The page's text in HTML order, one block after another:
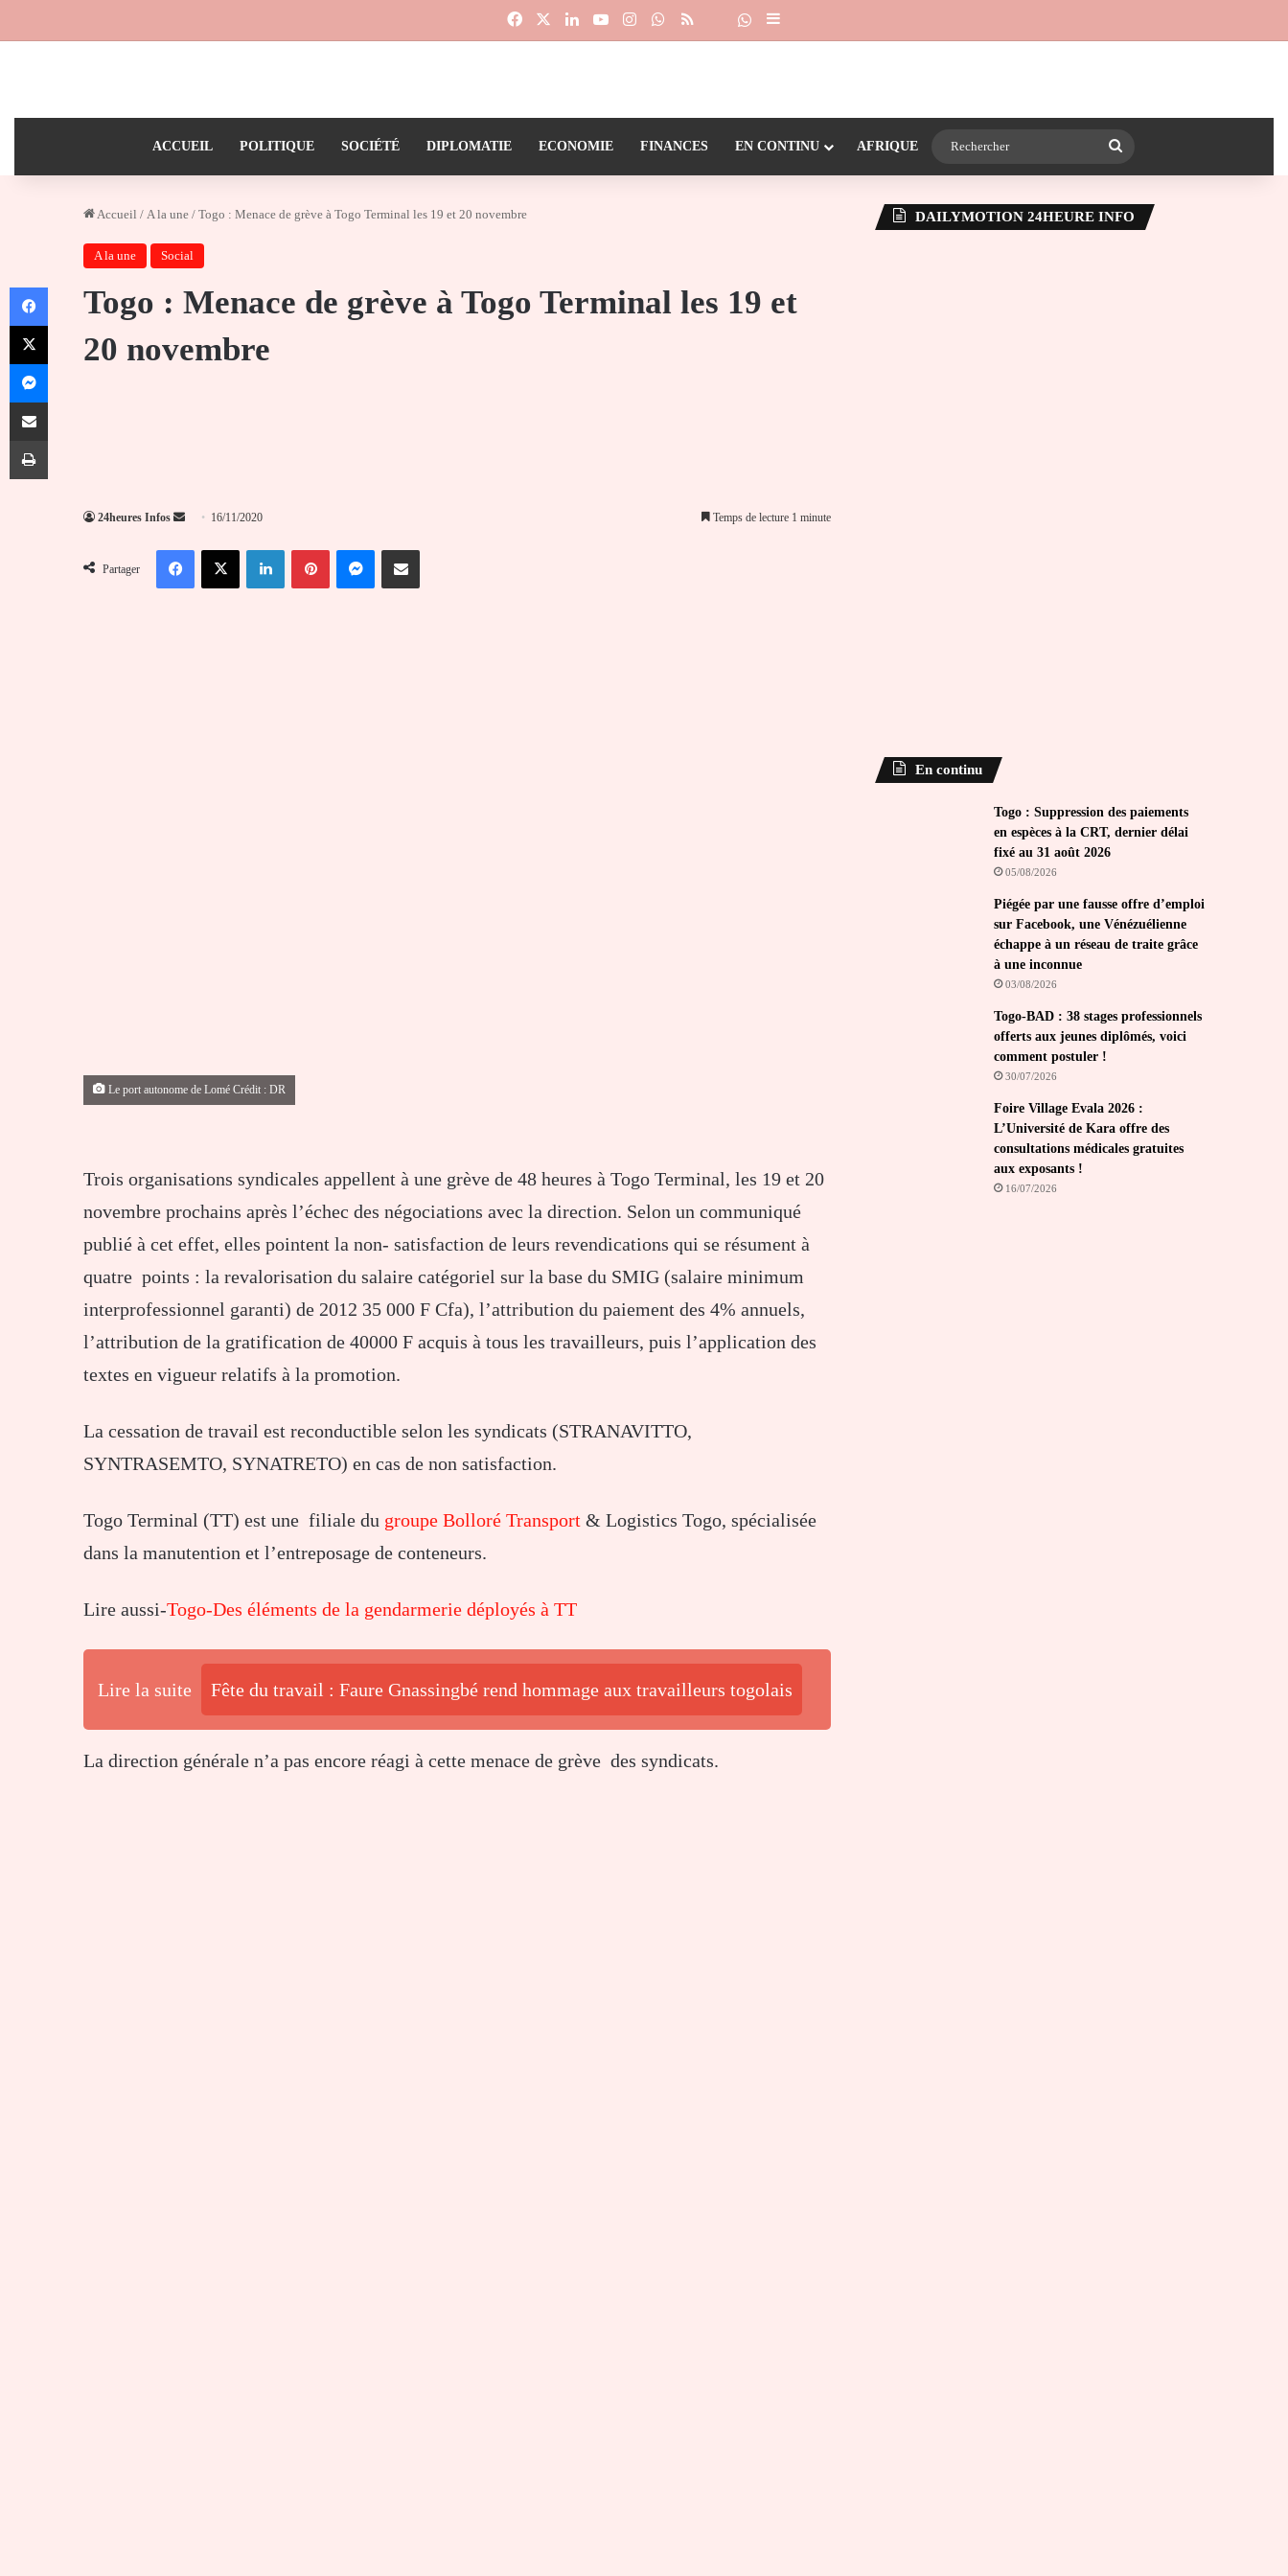
FacebookLinkedinYouTubeInstagramWhatsApp
RSS Dailymotion
Suivre la chaîne 24heureinfo sur WhatsApp
Sidebar (barre latérale)
ACCUEIL POLITIQUE SOCIÉTÉ DIPLOMATIE ECONOMIE FINANCES EN CONTINU AFRIQUE
Accueil / A la une / Togo : Menace de grève à Togo Terminal les 19 et 20 novembre
A la une Social
Togo : Menace de grève à Togo Terminal les 19 et
20 novembre
24heures Infos
Envoyer
courriel
16/11/2020 Temps de lecture 1 minute
Partager
FacebookX LinkedinPinterestMessengerPartager par email
Le port autonome de Lomé Crédit : DR
Trois organisations syndicales appellent à une grève de 48 heures à Togo Terminal, les 19 et 20
novembre prochains après l’échec des négociations avec la direction. Selon un communiqué
publié à cet effet, elles pointent la non- satisfaction de leurs revendications qui se résument à
quatre points : la revalorisation du salaire catégoriel sur la base du SMIG (salaire minimum
interprofessionnel garanti) de 2012 35 000 F Cfa), l’attribution du paiement des 4% annuels,
l’attribution de la gratification de 40000 F acquis à tous les travailleurs, puis l’application des
textes en vigueur relatifs à la promotion.
La cessation de travail est reconductible selon les syndicats (STRANAVITTO,
SYNTRASEMTO, SYNATRETO) en cas de non satisfaction.
Togo Terminal (TT) est une filiale du groupe Bolloré Transport & Logistics Togo, spécialisée
dans la manutention et l’entreposage de conteneurs.
Lire aussi-Togo-Des éléments de la gendarmerie déployés à TT
Lire la suite Fête du travail : Faure Gnassingbé rend hommage aux travailleurs togolais
La direction générale n’a pas encore réagi à cette menace de grève des syndicats.
DAILYMOTION 24HEURE INFO
En continu
Togo : Suppression des paiements
en espèces à la CRT, dernier délai
fixé au 31 août 2026
05/08/2026
Piégée par une fausse offre d’emploi
sur Facebook, une Vénézuélienne
échappe à un réseau de traite grâce
à une inconnue
03/08/2026
Togo-BAD : 38 stages professionnels
offerts aux jeunes diplômés, voici
comment postuler !
30/07/2026
Foire Village Evala 2026 :
L’Université de Kara offre des
consultations médicales gratuites
aux exposants !
16/07/2026
Facebook
X
Messenger
Partager par email